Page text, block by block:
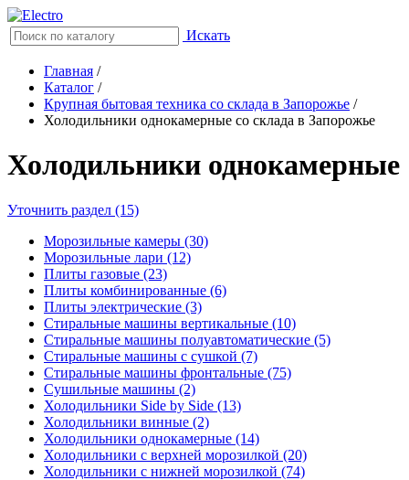
Искать
Главная /
Каталог /
Крупная бытовая техника со склада в Запорожье /
Холодильники однокамерные со склада в Запорожье
Холодильники однокамерные
Уточнить раздел (15)
Морозильные камеры (30)
Морозильные лари (12)
Плиты газовые (23)
Плиты комбинированные (6)
Плиты электрические (3)
Стиральные машины вертикальные (10)
Стиральные машины полуавтоматические (5)
Стиральные машины с сушкой (7)
Стиральные машины фронтальные (75)
Сушильные машины (2)
Холодильники Side by Side (13)
Холодильники винные (2)
Холодильники однокамерные (14)
Холодильники с верхней морозилкой (20)
Холодильники с нижней морозилкой (74)